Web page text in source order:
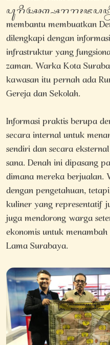
ꦥꦸꦫꦶꦄꦏ꧀ꦱꦫꦫꦴꦗꦥꦠ꧀ꦤꦷ
membantu membuatkan
dilengkapi dengan
infrastruktur yang
zaman. Warka Kota
kawasan itu pernah ada
Gereja dan Sekolah.
Informasi praktis berupa
secara internal untuk
sendiri dan secara
sana. Denah ini dipasang
dimana mereka
dengan pengetahuan,
kuliner yang representatif
juga mendorong warga
ekonomis untuk
Lama Surabaya.